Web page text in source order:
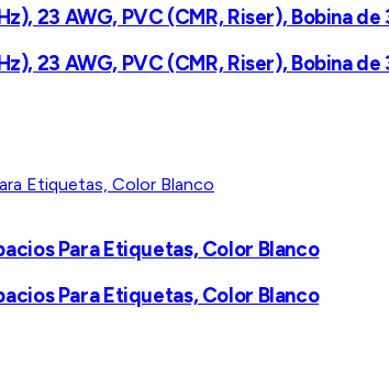
23 AWG, PVC (CMR, Riser), Bobina
23 AWG, PVC (CMR, Riser), Bobina
Para Etiquetas, Color Blanco
Para Etiquetas, Color Blanco